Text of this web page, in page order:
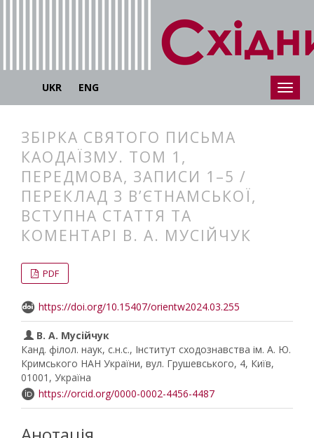
UKR ENG
ЗБІРКА СВЯТОГО ПИСЬМА
КАОДАЇЗМУ. ТОМ 1,
ПЕРЕДМОВА, ЗАПИСИ 1–5 /
ПЕРЕКЛАД З В’ЄТНАМСЬКОЇ,
ВСТУПНА СТАТТЯ ТА
КОМЕНТАРІ В. А. МУСІЙЧУК
PDF
https://doi.org/10.15407/orientw2024.03.255
В. А. Мусійчук
Канд. філол. наук, с.н.с., Інститут сходознавства ім. А. Ю.
Кримського НАН України, вул. Грушевського, 4, Київ,
01001, Україна
https://orcid.org/0000-0002-4456-4487